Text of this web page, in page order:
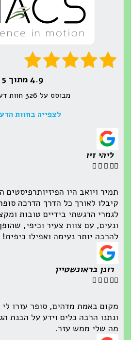
4.9 מתוך 5
מבוסס על 326 חוות דעת בגוגל
לצפייה בחוות
ליהי זיו

תמיר ויואב היו הפיזיותרפיסטים
קיבלו לאורך כל הדרך הדרכה
לגמרי הרגשתי בידיים טובות
ונעים, עם צוות צעיר וכיפי,
להרבה יותר נעימה ואפילו כיפית!
רונן בראונשטיין

מקום באמת מדהים, סופר עזרו
ונתנו הרבה כלים וידע על הבנת
מה שלי ממש עזר.